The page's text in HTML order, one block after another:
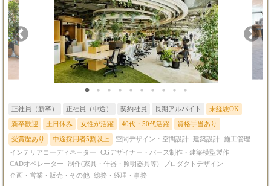
し、「タクトデザイン工房に頼んでよかった」「ここまでこだわ
ってくれてありがとう」といった感謝の言葉をいただけた時、大
きな達成感と誇りを感じられます。 あなたのアイデアと情熱で、
数々の一流店舗・施設を生み出す醍醐味を味わってください。
正社員（新卒） 正社員（中途） 契約社員 長期アルバイト 未経験OK
新卒歓迎 土日休み 女性が活躍 40代・50代活躍 資格手当あり
受賞歴あり 中途採用者5割以上 空間デザイン・空間設計 建築設計 施工管理
インテリアコーディネーター
CGデザイナー・パース制作・建築模型製作
CADオペレーター
制作(家具・什器・照明器具等)
プロダクトデザイン
企画・営業・販売・その他 総務・経理・事務